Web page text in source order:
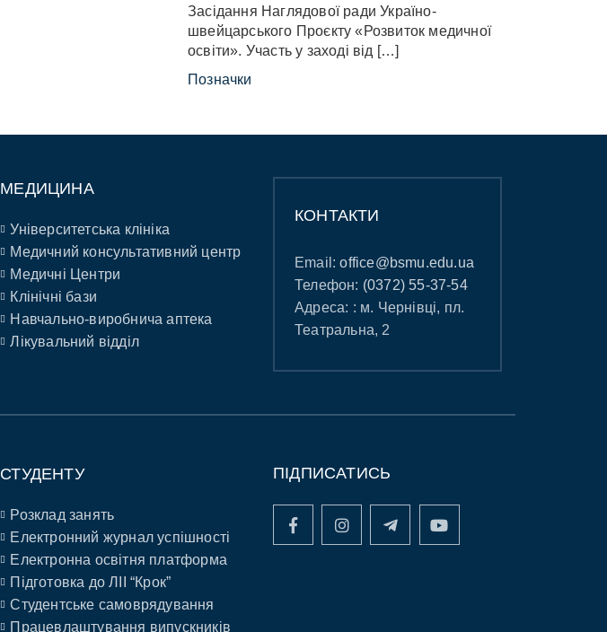
Засідання Наглядової ради Україно-
швейцарського Проєкту «Розвиток медичної
освіти». Участь у заході від […]
Позначки
МЕДИЦИНА
Університетська клініка
Медичний консультативний центр
Медичні Центри
Клінічні бази
Навчально-виробнича аптека
Лікувальний відділ
КОНТАКТИ
Email:office@bsmu.edu.ua
Телефон: (0372) 55-37-54
Адреса: : м. Чернівці, пл.
Театральна, 2
СТУДЕНТУ
Розклад занять
Електронний журнал успішності
Електронна освітня платформа
Підготовка до ЛІІ “Крок”
Студентське самоврядування
Працевлаштування випускників
ПІДПИСАТИСЬ